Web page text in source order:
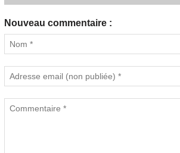
Nouveau commentaire :